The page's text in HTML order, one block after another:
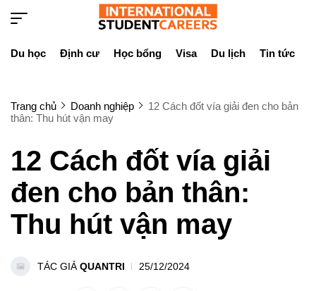
Du học Định cư Học bổng Visa Du lịch Tin tức
Trang chủ Doanh nghiệp
12 Cách đốt vía giải đen cho bản
thân: Thu hút vận may
12 Cách đốt vía giải
đen cho bản thân:
Thu hút vận may
TÁC GIẢ QUANTRI 25/12/2024